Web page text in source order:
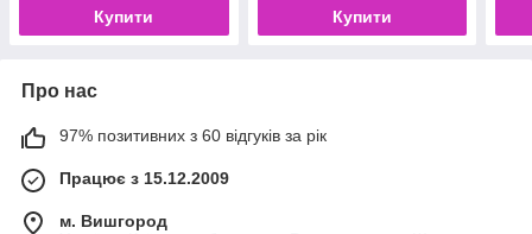
Купити Купити
Про нас
97% позитивних з 60 відгуків за рік
Працює з 15.12.2009
м. Вишгород